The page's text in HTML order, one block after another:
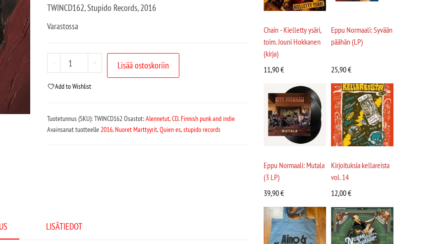
TWINCD162, Stupido Records, 2016
Varastossa
- + Lisää ostoskoriin
Add to Wishlist
Tuotetunnus (SKU):TWINCD162Osastot:Alennetut,CD,Finnish punk and indie
Avainsanat tuotteelle2016,Nuoret Marttyyrit,Quien es,stupido records
LISÄTIEDOT
Chain - Kielletty ysäri,
toim. Jouni Hokkanen
(kirja)
11,90€
Eppu Normaali: Syvään
päähän (LP)
25,90€
Eppu Normaali: Mutala
(3 LP)
39,90€
Kirjoituksia kellareista
vol. 14
12,00€